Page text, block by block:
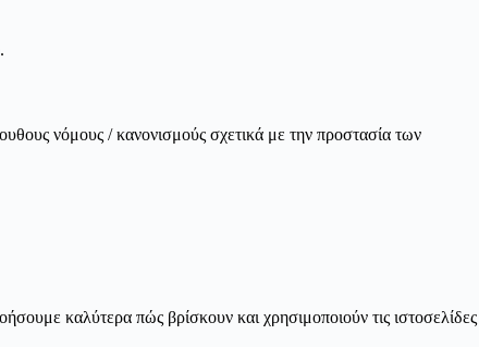
νόμους / κανονισμούς σχετικά με την προστασία των
καλύτερα πώς βρίσκουν και χρησιμοποιούν τις ιστοσελίδες